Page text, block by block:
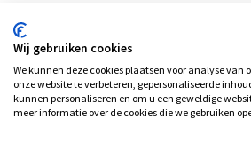
Wij gebruiken cookies
We kunnen deze cookies plaatsen voor analyse van
onze website te verbeteren, gepersonaliseerde
kunnen personaliseren en om u een geweldige
meer informatie over de cookies die we gebruiken